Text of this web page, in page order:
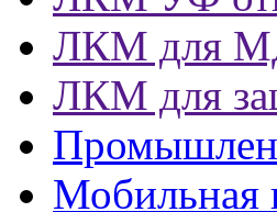
ЛКМ для
ЛКМ для
Мобильная